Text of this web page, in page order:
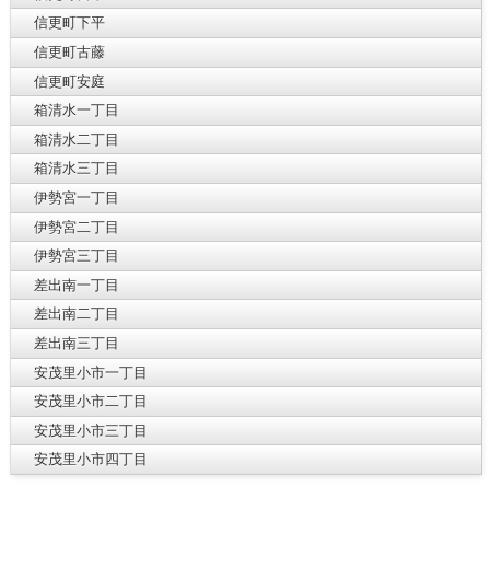
信更町下平
信更町古藤
信更町安庭
箱清水一丁目
箱清水二丁目
箱清水三丁目
伊勢宮一丁目
伊勢宮二丁目
伊勢宮三丁目
差出南一丁目
差出南二丁目
差出南三丁目
安茂里小市一丁目
安茂里小市二丁目
安茂里小市三丁目
安茂里小市四丁目